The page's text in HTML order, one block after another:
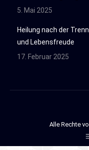
5. Mai 2025
Heilung nach der
und Lebensfreude
17. Februar 2025
Alle Rechte